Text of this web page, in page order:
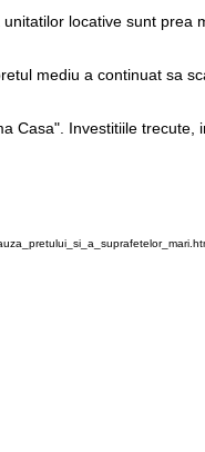
locative sunt
mediu a continuat sa
Investitiile